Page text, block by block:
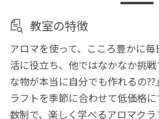
教室の特徴
アロマを使って、こころ豊かに
活に役立ち、他ではなかなか挑
な物が本当に自分でも作れるの
ラフトを季節に合わせて低価格
数制で、楽しく学べるアロマクラ